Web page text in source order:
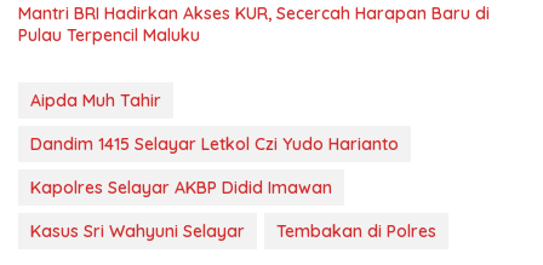
Mantri BRI Hadirkan Akses KUR, Secercah Harapan Baru di
Pulau Terpencil Maluku
Aipda Muh Tahir
Dandim 1415 Selayar Letkol Czi Yudo Harianto
Kapolres Selayar AKBP Didid Imawan
Kasus Sri Wahyuni Selayar
Tembakan di Polres